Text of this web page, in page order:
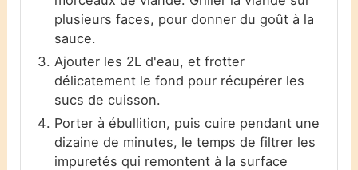
plusieurs faces, pour donner du goût à la
sauce.
Ajouter les 2L d'eau, et frotter
délicatement le fond pour récupérer les
sucs de cuisson.
Porter à ébullition, puis cuire pendant une
dizaine de minutes, le temps de filtrer les
impuretés qui remontent à la surface